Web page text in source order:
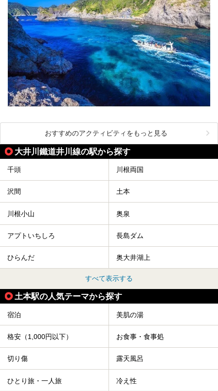
おすすめのアクティビティをもっと見る
大井川鐵道井川線の駅から探す
千頭 川根両国
沢間 土本
川根小山 奥泉
アプトいちしろ 長島ダム
ひらんだ 奥大井湖上
すべて表示する
土本駅の人気テーマから探す
宿泊 美肌の湯
格安（1,000円以下） お食事・食事処
切り傷 露天風呂
ひとり旅・一人旅 冷え性